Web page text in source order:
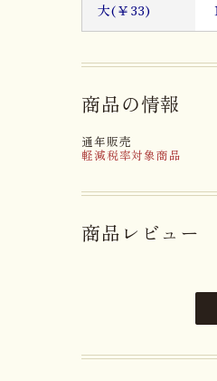
大(￥33)
商品の情報
通年販売
軽減税率対象商品
商品レビュー